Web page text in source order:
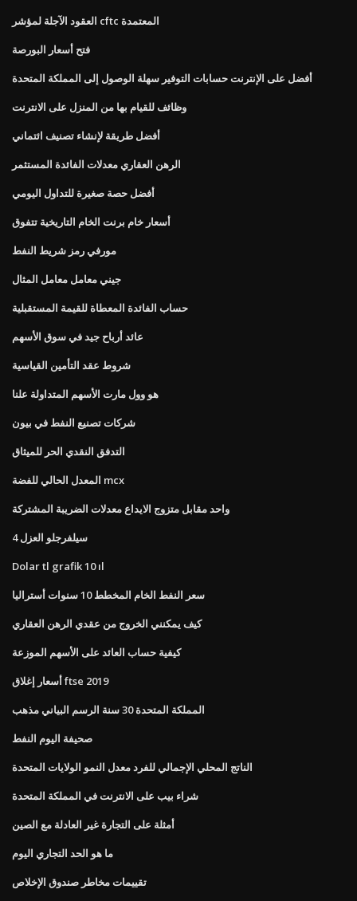
العقود الآجلة لمؤشر cftc المعتمدة
فتح أسعار البورصة
أفضل على الإنترنت حسابات التوفير سهلة الوصول إلى المملكة المتحدة
وظائف للقيام بها من المنزل على الانترنت
أفضل طريقة لإنشاء تصنيف ائتماني
الرهن العقاري معدلات الفائدة المستثمر
أفضل حصة صغيرة للتداول اليومي
أسعار خام برنت الخام التاريخية تتفوق
مورفي رمز شريط النفط
جيني معامل معامل المثال
حساب الفائدة المعطاة للقيمة المستقبلية
عائد أرباح جيد في سوق الأسهم
شروط عقد التأمين القياسية
هو وول مارت الأسهم المتداولة علنا
شركات تصنيع النفط في بيون
التدفق النقدي الحر للميثاق
المعدل الحالي للفضة mcx
واحد مقابل متزوج الايداع معدلات الضريبة المشتركة
4 سيلفرجلو العزل
Dolar tl grafik 10 ıl
سعر النفط الخام المخطط 10 سنوات أستراليا
كيف يمكنني الخروج من عقدي الرهن العقاري
كيفية حساب العائد على الأسهم الموزعة
أسعار إغلاق ftse 2019
المملكة المتحدة 30 سنة الرسم البياني مذهب
صحيفة اليوم النفط
الناتج المحلي الإجمالي للفرد معدل النمو الولايات المتحدة
شراء بيب على الانترنت في المملكة المتحدة
أمثلة على التجارة غير العادلة مع الصين
ما هو الحد التجاري اليوم
تقييمات مخاطر صندوق الإخلاص